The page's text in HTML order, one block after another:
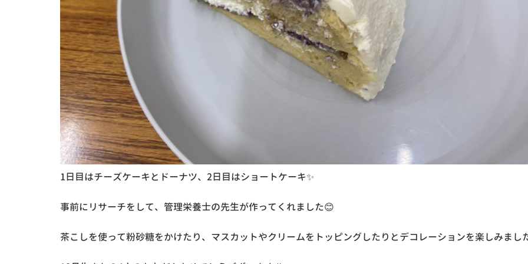
1日目はチーズケーキとドーナツ、2日目はショートケーキ✨
事前にリサーチをして、管理栄養士の先生が作ってくれました😊
茶こしを使って粉砂糖をかけたり、マスカットやクリームをトッピングしたりとデコレーションを楽しみまし